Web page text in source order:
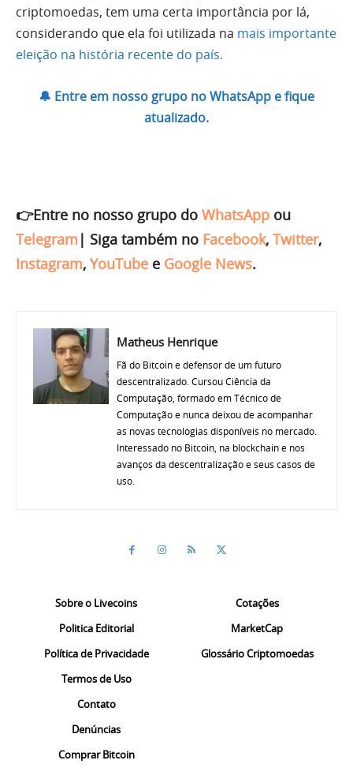
criptomoedas, tem uma certa importância por lá,
considerando que ela foi utilizada na mais importante
eleição na história recente do país.
🔔 Entre em nosso grupo no WhatsApp e fique
atualizado.
👉Entre no nosso grupo do WhatsApp ou
Telegram | Siga também no Facebook, Twitter,
Instagram, YouTube e Google News.
Matheus Henrique
Fã do Bitcoin e defensor de um futuro
descentralizado. Cursou Ciência da
Computação, formado em Técnico de
Computação e nunca deixou de acompanhar
as novas tecnologias disponíveis no mercado.
Interessado no Bitcoin, na blockchain e nos
avanços da descentralização e seus casos de
uso.
Sobre o Livecoins
Politica Editorial
Política de Privacidade
Termos de Uso
Contato
Denúncias
Comprar Bitcoin
Cotações
MarketCap
Glossário Criptomoedas